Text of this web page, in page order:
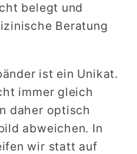
belegt und
Beratung
ist ein Unikat.
immer gleich
daher optisch
abweichen. In
wir statt auf